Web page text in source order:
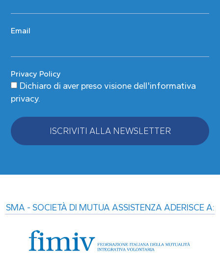
Email
Privacy Policy
Dichiaro di aver preso visione dell'informativa
privacy.
ISCRIVITI ALLA NEWSLETTER
SMA - SOCIETÀ DI MUTUA ASSISTENZA ADERISCE A: